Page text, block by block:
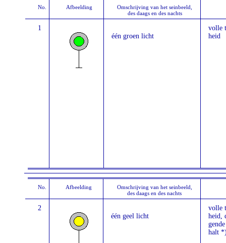
No. Afbeelding
Omschrijving van het seinbeeld,
des daags en des nachts
1
één groen licht
volle
heid
No. Afbeelding
Omschrijving van het seinbeeld,
des daags en des nachts
2
één geel licht
volle
heid,
halt